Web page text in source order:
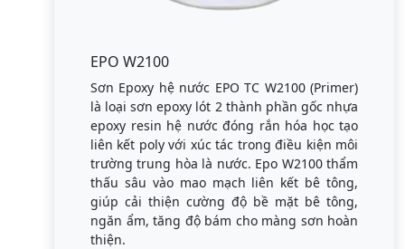
EPO W2100
Sơn Epoxy hệ nước EPO TC W2100 (Primer)
là loại sơn epoxy lót 2 thành phần gốc nhựa
epoxy resin hệ nước đóng rắn hóa học tạo
liên kết poly với xúc tác trong điều kiện môi
trường trung hòa là nước. Epo W2100 thẩm
thấu sâu vào mao mạch liên kết bê tông,
giúp cải thiện cường độ bề mặt bê tông,
ngăn ẩm, tăng độ bám cho màng sơn hoàn
thiện.